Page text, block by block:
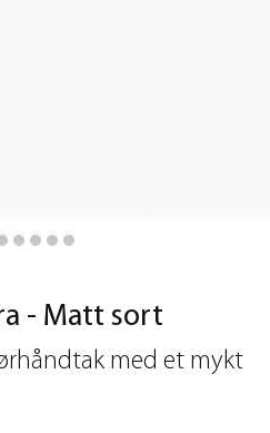
- Matt sort
med et mykt